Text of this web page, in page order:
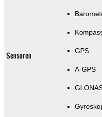
Sensoren GPS
A-GPS